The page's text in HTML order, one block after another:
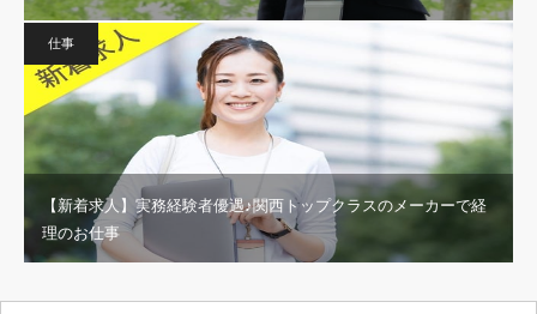
仕事
【新着求人】実務経験者優遇♪関西トップクラスのメーカーで経
理のお仕事